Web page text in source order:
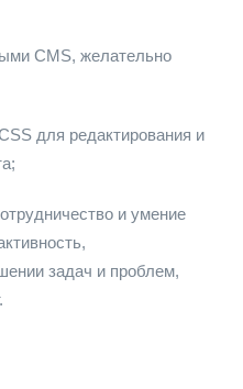
CMS, желательно
для редактирования и
и умение
задач и проблем,